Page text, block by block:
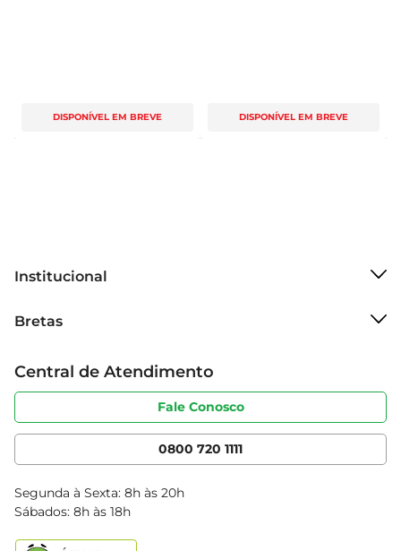
DISPONÍVEL EM BREVE DISPONÍVEL EM BREVE
Institucional
Grupo Cencosud
Sobre privacidade
Portal do fornecedor
Cencosud Media
Bretas
Produtos Bretas
Código de ética
Serviços
Clube Bretas
Blog Bretas
Black Friday
Central de Atendimento
Fale Conosco
0800 720 1111
Segunda à Sexta: 8h às 20h
Sábados: 8h às 18h